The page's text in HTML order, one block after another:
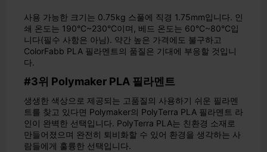
사용 가능한 크기는 0.75kg 스풀에 직경 1.75mm입니다. 인
쇄 온도는 190°C~230°C이며, 베드 온도는 60°C~80°C입
니다(필수 사항은 아님). 약간 높은 가격에도 불구하고
ColorFabb PLA 필라멘트의 품질은 기대에 부응할 것입니
다.
#3위 Polymaker PLA 필라멘트
생생한 색상으로 제공되는 고품질의 사용하기 쉬운 필라멘
트를 찾고 있다면 Polymaker의 PolyTerra PLA 필라멘트 라
인이 완벽한 선택입니다. PolyTerra PLA는 친환경 소재로
만들어졌으며 완전히 퇴비화할 수 있어 환경을 생각하는 사
람들에게 훌륭한 선택입니다.